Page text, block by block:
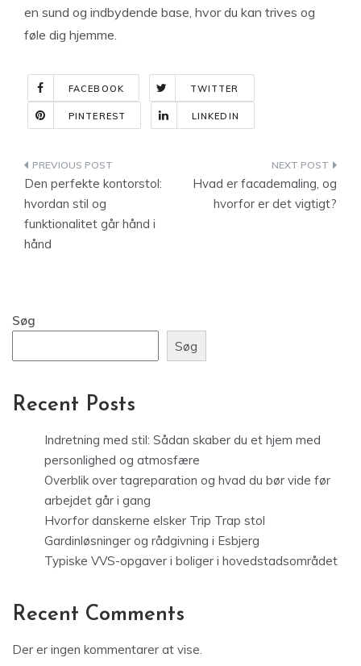
en sund og indbydende base, hvor du kan trives og
føle dig hjemme.
FACEBOOK TWITTER
PINTEREST LINKEDIN
Indlægsnavigation
Den perfekte kontorstol:
hvordan stil og
funktionalitet går hånd i
hånd
Hvad er facademaling, og
hvorfor er det vigtigt?
Søg
Søg
Recent Posts
Indretning med stil: Sådan skaber du et hjem med
personlighed og atmosfære
Overblik over tagreparation og hvad du bør vide før
arbejdet går i gang
Hvorfor danskerne elsker Trip Trap stol
Gardinløsninger og rådgivning i Esbjerg
Typiske VVS-opgaver i boliger i hovedstadsområdet
Recent Comments
Der er ingen kommentarer at vise.